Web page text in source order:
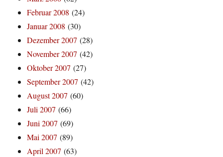
Februar 2008 (24)
Januar 2008 (30)
Dezember 2007 (28)
November 2007 (42)
Oktober 2007 (27)
September 2007 (42)
August 2007 (60)
Juli 2007 (66)
Juni 2007 (69)
Mai 2007 (89)
April 2007 (63)